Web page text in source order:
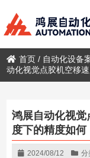
首页 / 自动化设备
动化视觉点胶机空移
鸿展自动化视
度下的精度如何
2024/08/12 分